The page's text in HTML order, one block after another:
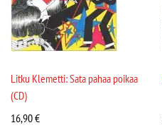
Litku Klemetti: Sata pahaa poikaa
(CD)
16,90€